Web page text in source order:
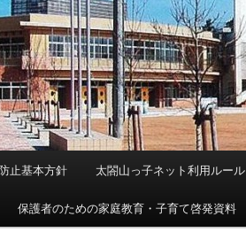
止基本方針 太閤山っ子ネット利用ルール
保護者のための家庭教育・子育て啓発資料